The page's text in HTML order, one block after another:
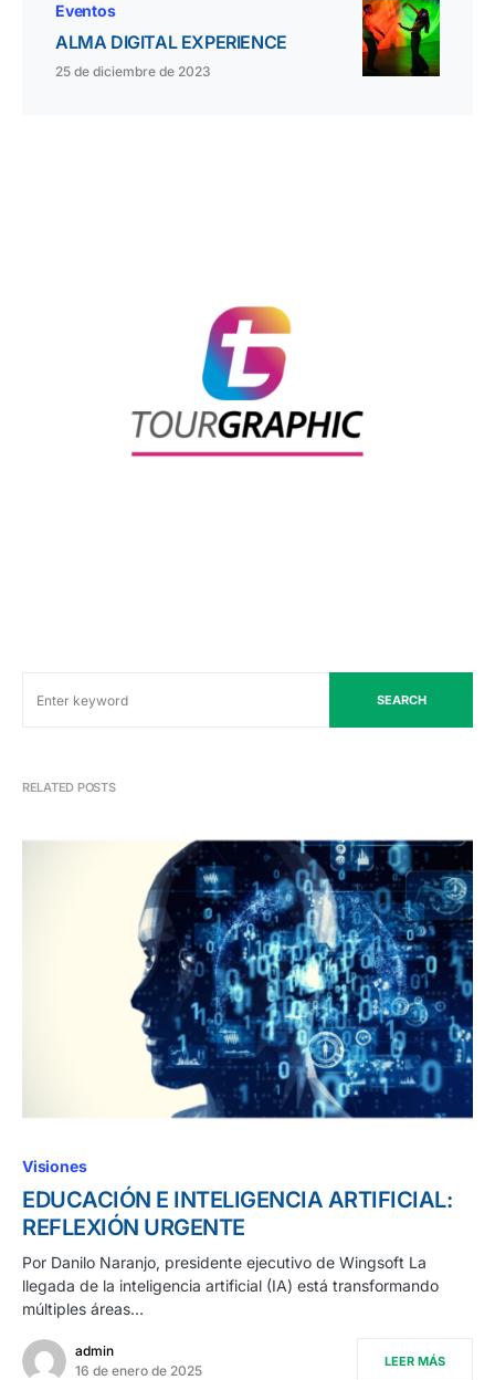
Eventos
ALMA DIGITAL EXPERIENCE
25 de diciembre de 2023
SEARCH
RELATED POSTS
Visiones
EDUCACIÓN E INTELIGENCIA ARTIFICIAL:
REFLEXIÓN URGENTE
Por Danilo Naranjo, presidente ejecutivo de Wingsoft La
llegada de la inteligencia artificial (IA) está transformando
múltiples áreas…
admin
16 de enero de 2025
LEER MÁS